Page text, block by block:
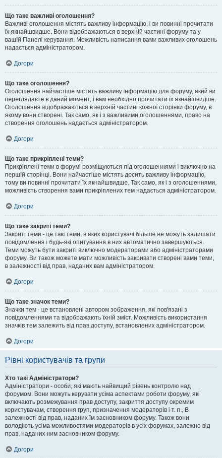
Що таке важливі оголошення?
Важливі оголошення містять важливу інформацію, і ви повинні прочитати
їх якнайшвидше. Вони відображаються в верхній частині форуму та у
вашій Панелі керування. Можливість написання вами важливих оголошень
надається адміністратором.
Догори
Що таке оголошення?
Оголошення найчастіше містять важливу інформацію для форуму, який ви
переглядаєте в даний момент, і вам необхідно прочитати їх якнайшвидше.
Оголошення відображаються в верхній частині кожної сторінки форуму, в
якому вони створені. Так само, як і з важливими оголошеннями, право на
створення оголошень надається адміністратором.
Догори
Що таке прикріплені теми?
Прикріплені теми в форумі розміщуються під оголошеннями і виключно на
першій сторінці. Вони найчастіше містять досить важливу інформацію,
тому ви повинні прочитати їх якнайшвидше. Так само, як і з оголошеннями,
можливість створення вами прикріплених тем надається адміністратором.
Догори
Що таке закриті теми?
Закриті теми - це такі теми, в яких користувачі більше не можуть залишати
повідомлення і будь-які опитування в них автоматично завершуються.
Теми можуть бути закриті виключно модераторами або адміністраторами
форуму. Ви також можете мати можливість закривати створені вами теми,
в залежності від прав, наданих вам адміністратором.
Догори
Що таке значок теми?
Значки тем - це встановлені автором зображення, які пов'язані з
повідомленнями та відображають їхній зміст. Можливість використання
значків тем залежить від прав доступу, встановлених адміністратором.
Догори
Рівні користувачів та групи
Хто такі Адміністратори?
Адміністратори - особи, які мають найвищий рівень контролю над
форумом. Вони можуть керувати усіма аспектами роботи форуму, які
включають розмежування прав доступу, закриття доступу окремим
користувачам, створення груп, призначення модераторів і т. п., В
залежності від прав, наданих їм засновником форуму. Також вони
володіють усіма можливостями модераторів в усіх форумах, залежно від
прав, наданих ним засновником форуму.
Догори